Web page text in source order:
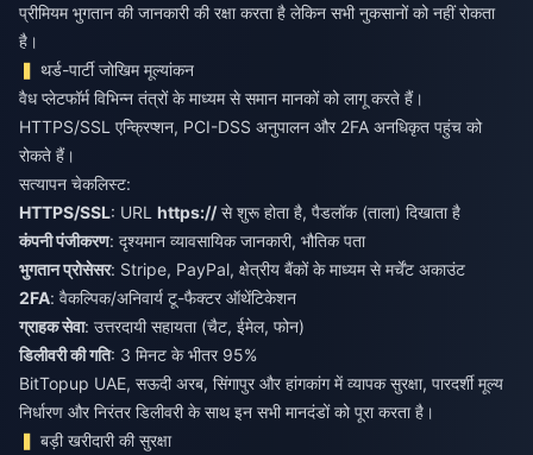
प्रीमियम भुगतान की जानकारी की रक्षा करता है लेकिन सभी नुकसानों को नहीं रोकता
है।
थर्ड-पार्टी जोखिम मूल्यांकन
वैध प्लेटफॉर्म विभिन्न तंत्रों के माध्यम से समान मानकों को लागू करते हैं।
HTTPS/SSL एन्क्रिप्शन, PCI-DSS अनुपालन और 2FA अनधिकृत पहुंच को
रोकते हैं।
सत्यापन चेकलिस्ट:
HTTPS/SSL: URL https://से शुरू होता है, पैडलॉक (ताला) दिखाता है
कंपनी पंजीकरण: दृश्यमान व्यावसायिक जानकारी, भौतिक पता
भुगतान प्रोसेसर: Stripe, PayPal, क्षेत्रीय बैंकों के माध्यम से मर्चेंट अकाउंट
2FA: वैकल्पिक/अनिवार्य टू-फैक्टर ऑथेंटिकेशन
ग्राहक सेवा: उत्तरदायी सहायता (चैट, ईमेल, फोन)
डिलीवरी की गति: 3 मिनट के भीतर 95%
BitTopup UAE, सऊदी अरब, सिंगापुर और हांगकांग में व्यापक सुरक्षा, पारदर्शी मूल्य
निर्धारण और निरंतर डिलीवरी के साथ इन सभी मानदंडों को पूरा करता है।
बड़ी खरीदारी की सुरक्षा